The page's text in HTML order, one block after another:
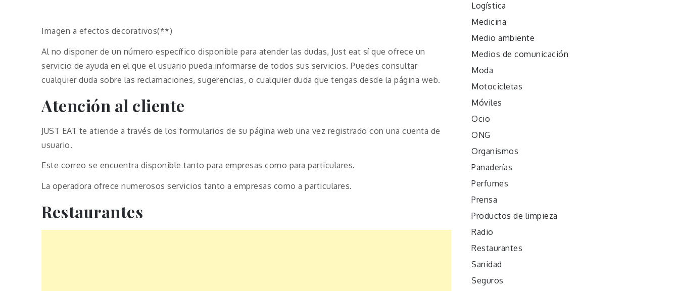
Imagen a efectos decorativos(**)
Al no disponer de un número específico disponible para atender las dudas, Just eat sí que ofrece un
servicio de ayuda en el que el usuario pueda informarse de todos sus servicios. Puedes consultar
cualquier duda sobre las reclamaciones, sugerencias, o cualquier duda que tengas desde la página web.
Atención al cliente
JUST EAT te atiende a través de los formularios de su página web una vez registrado con una cuenta de
usuario.
Este correo se encuentra disponible tanto para empresas como para particulares.
La operadora ofrece numerosos servicios tanto a empresas como a particulares.
Restaurantes
Logística
Medicina
Medio ambiente
Medios de comunicación
Moda
Motocicletas
Móviles
Ocio
ONG
Organismos
Panaderías
Perfumes
Prensa
Productos de limpieza
Radio
Restaurantes
Sanidad
Seguros